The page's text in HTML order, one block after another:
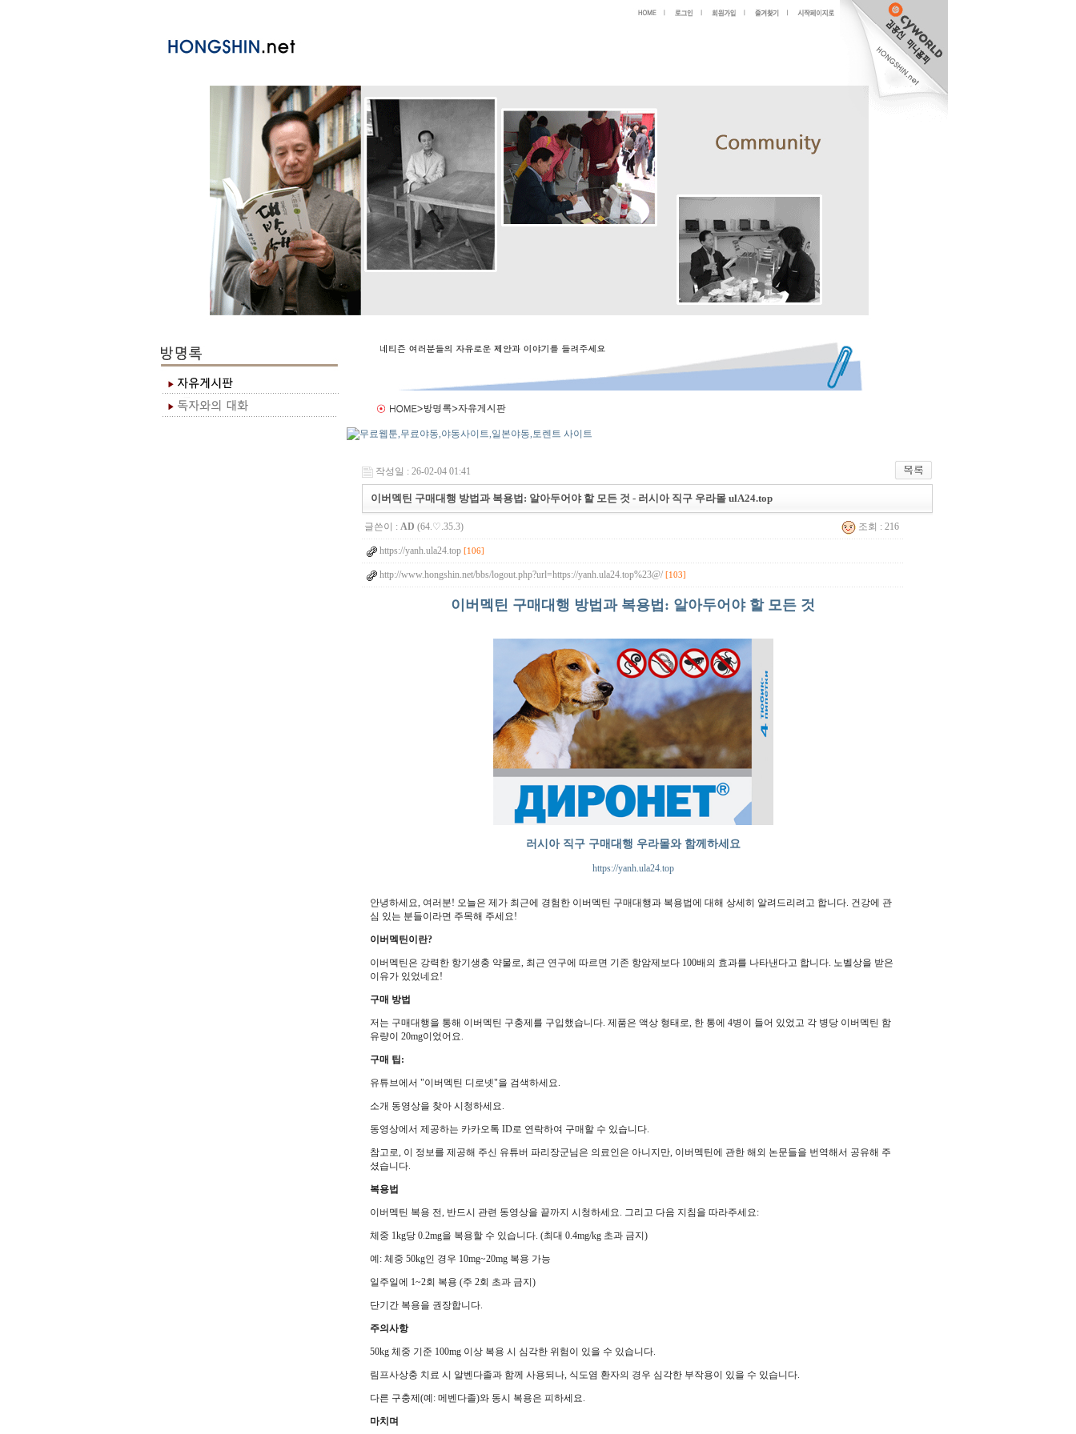
작성일 : 26-02-04 01:41
이버멕틴 구매대행 방법과 복용법: 알아두어야 할 모든 것 - 러시아 직구 우라몰 ulA24.top
글쓴이 : AD (64.♡.35.3) 조회 : 216
https://yanh.ula24.top [106]
http://www.hongshin.net/bbs/logout.php?url=https://yanh.ula24.top%23@/ [103]
이버멕틴 구매대행 방법과 복용법: 알아두어야 할 모든 것
러시아 직구 구매대행 우라몰와 함께하세요
https://yanh.ula24.top
안녕하세요, 여러분! 오늘은 제가 최근에 경험한 이버멕틴 구매대행과 복용법에 대해 상세히 알려드리려고 합니다. 건강에 관
심 있는 분들이라면 주목해 주세요!
이버멕틴이란?
이버멕틴은 강력한 항기생충 약물로, 최근 연구에 따르면 기존 항암제보다 100배의 효과를 나타낸다고 합니다. 노벨상을 받은
이유가 있었네요!
구매 방법
저는 구매대행을 통해 이버멕틴 구충제를 구입했습니다. 제품은 액상 형태로, 한 통에 4병이 들어 있었고 각 병당 이버멕틴 함
유량이 20mg이었어요.
구매 팁:
유튜브에서 "이버멕틴 디로넷"을 검색하세요.
소개 동영상을 찾아 시청하세요.
동영상에서 제공하는 카카오톡 ID로 연락하여 구매할 수 있습니다.
참고로, 이 정보를 제공해 주신 유튜버 파리장군님은 의료인은 아니지만, 이버멕틴에 관한 해외 논문들을 번역해서 공유해 주
셨습니다.
복용법
이버멕틴 복용 전, 반드시 관련 동영상을 끝까지 시청하세요. 그리고 다음 지침을 따라주세요:
체중 1kg당 0.2mg을 복용할 수 있습니다. (최대 0.4mg/kg 초과 금지)
예: 체중 50kg인 경우 10mg~20mg 복용 가능
일주일에 1~2회 복용 (주 2회 초과 금지)
단기간 복용을 권장합니다.
주의사항
50kg 체중 기준 100mg 이상 복용 시 심각한 위험이 있을 수 있습니다.
림프사상충 치료 시 알벤다졸과 함께 사용되나, 식도염 환자의 경우 심각한 부작용이 있을 수 있습니다.
다른 구충제(예: 메벤다졸)와 동시 복용은 피하세요.
마치며